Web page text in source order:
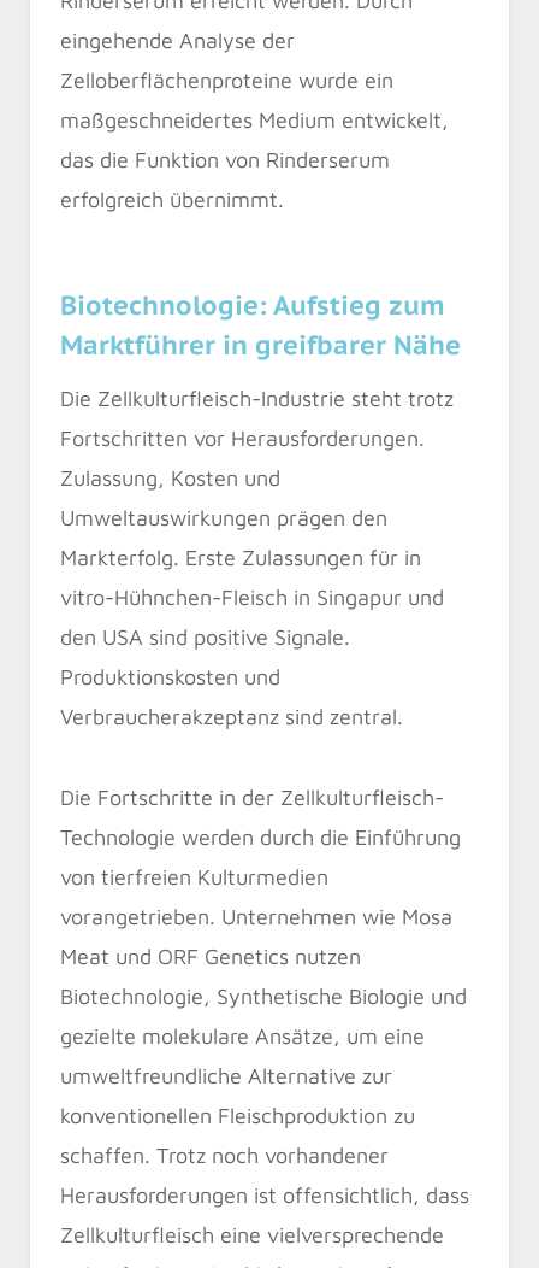
eingehende Analyse der
Zelloberflächenproteine wurde ein
maßgeschneidertes Medium entwickelt,
das die Funktion von Rinderserum
erfolgreich übernimmt.
Biotechnologie: Aufstieg zum
Marktführer in greifbarer Nähe
Die Zellkulturfleisch-Industrie steht trotz
Fortschritten vor Herausforderungen.
Zulassung, Kosten und
Umweltauswirkungen prägen den
Markterfolg. Erste Zulassungen für in
vitro-Hühnchen-Fleisch in Singapur und
den USA sind positive Signale.
Produktionskosten und
Verbraucherakzeptanz sind zentral.
Die Fortschritte in der Zellkulturfleisch-
Technologie werden durch die Einführung
von tierfreien Kulturmedien
vorangetrieben. Unternehmen wie Mosa
Meat und ORF Genetics nutzen
Biotechnologie, Synthetische Biologie und
gezielte molekulare Ansätze, um eine
umweltfreundliche Alternative zur
konventionellen Fleischproduktion zu
schaffen. Trotz noch vorhandener
Herausforderungen ist offensichtlich, dass
Zellkulturfleisch eine vielversprechende